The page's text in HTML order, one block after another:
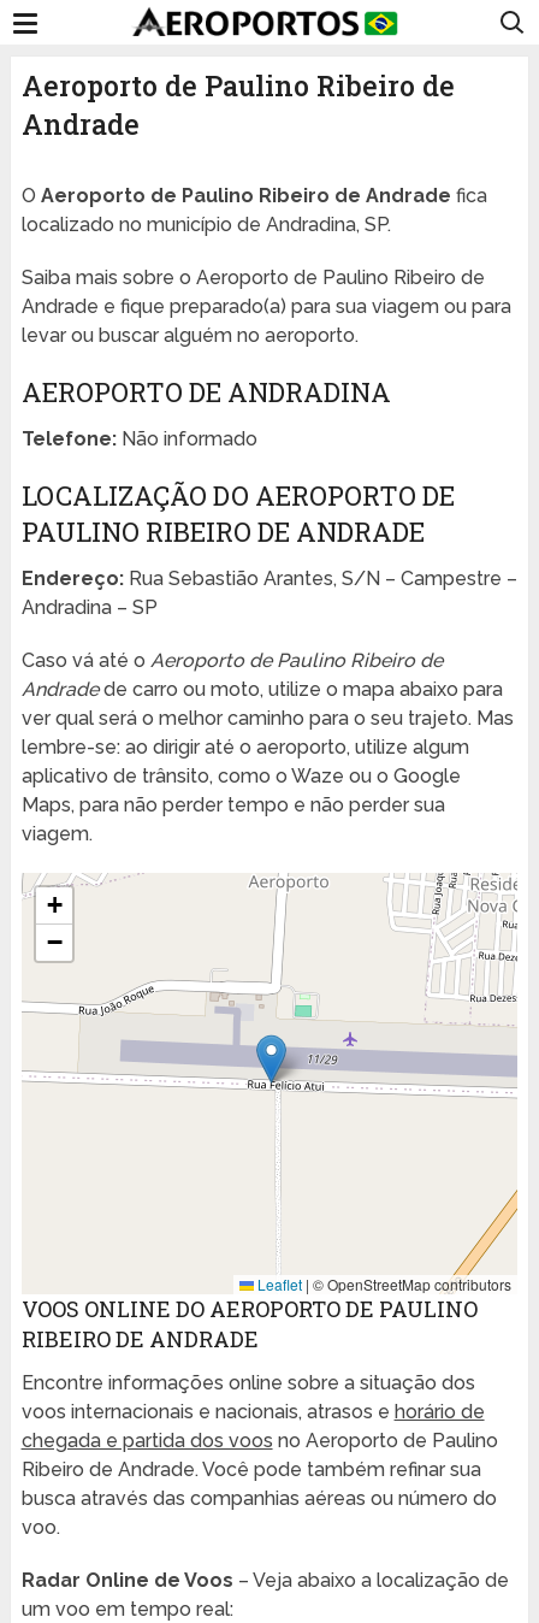
Aeroporto de Paulino Ribeiro de
Andrade
O Aeroporto de Paulino Ribeiro de Andrade fica
localizado no município de Andradina, SP.
Saiba mais sobre o Aeroporto de Paulino Ribeiro de
Andrade e fique preparado(a) para sua viagem ou para
levar ou buscar alguém no aeroporto.
AEROPORTO DE ANDRADINA
Telefone:Não informado
LOCALIZAÇÃO DO AEROPORTO DE
PAULINO RIBEIRO DE ANDRADE
Endereço:Rua Sebastião Arantes, S/N – Campestre –
Andradina – SP
Caso vá até o Aeroporto de Paulino Ribeiro de
Andradede carro ou moto, utilize o mapa abaixo para
ver qual será o melhor caminho para o seu trajeto. Mas
lembre-se: ao dirigir até o aeroporto, utilize algum
aplicativo de trânsito, como o Waze ou o Google
Maps, para não perder tempo e não perder sua
viagem.
+
−
Leaflet | © OpenStreetMap contributors
VOOS ONLINE DO AEROPORTO DE PAULINO
RIBEIRO DE ANDRADE
Encontre informações online sobre a situação dos
voos internacionais e nacionais, atrasos e horário de
chegada e partida dos voos no Aeroporto de Paulino
Ribeiro de Andrade. Você pode também refinar sua
busca através das companhias aéreas ou número do
voo.
Radar Online de Voos – Veja abaixo a localização de
um voo em tempo real: